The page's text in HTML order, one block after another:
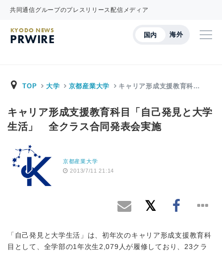
共同通信グループのプレスリリース配信メディア
国内 海外
KYODO NEWS
PRWIRE
TOP 大学 京都産業大学 キャリア形成支援教育科…
キャリア形成支援教育科目「自己発見と大学
生活」 全クラス合同発表会実施
京都産業大学
2013/7/11 21:14
「自己発見と大学生活」は、初年次のキャリア形成支援教育科
目として、全学部の1年次生2,079人が履修しており、23クラ